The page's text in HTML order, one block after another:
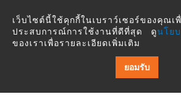
พนักงาน
ขาย
เว็บไซต์นี้ใช้คุกกี้ในเบราว์เซอร์ของคุณเ
ประสบการณ์การใช้งานที่ดีที่สุด ดูนโย
ของเราเพื่อรายละเอียดเพิ่มเติม
ยอมรับ